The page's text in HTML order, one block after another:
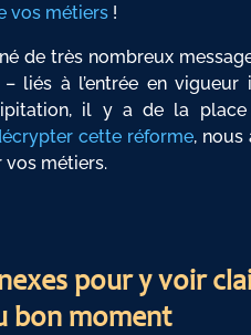
vos métiers !
de très nombreux
liés à l’entrée en vigueur
il y a de la
cette réforme, nous
métiers.
pour y voir
bon moment